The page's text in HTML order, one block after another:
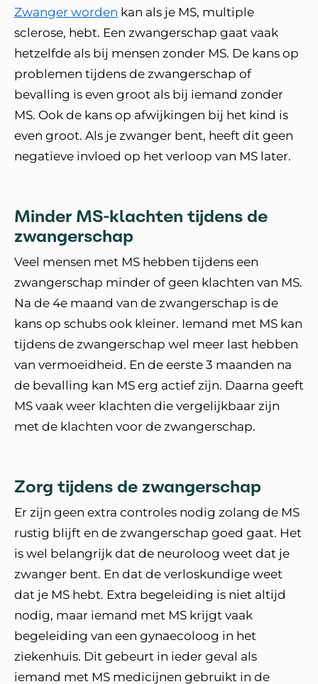
Zwanger worden kan als je MS, multiple
sclerose, hebt. Een zwangerschap gaat vaak
hetzelfde als bij mensen zonder MS. De kans op
problemen tijdens de zwangerschap of
bevalling is even groot als bij iemand zonder
MS. Ook de kans op afwijkingen bij het kind is
even groot. Als je zwanger bent, heeft dit geen
negatieve invloed op het verloop van MS later.
Minder MS-klachten tijdens de
zwangerschap
Veel mensen met MS hebben tijdens een
zwangerschap minder of geen klachten van MS.
Na de 4e maand van de zwangerschap is de
kans op schubs ook kleiner. Iemand met MS kan
tijdens de zwangerschap wel meer last hebben
van vermoeidheid. En de eerste 3 maanden na
de bevalling kan MS erg actief zijn. Daarna geeft
MS vaak weer klachten die vergelijkbaar zijn
met de klachten voor de zwangerschap.
Zorg tijdens de zwangerschap
Er zijn geen extra controles nodig zolang de MS
rustig blijft en de zwangerschap goed gaat. Het
is wel belangrijk dat de neuroloog weet dat je
zwanger bent. En dat de verloskundige weet
dat je MS hebt. Extra begeleiding is niet altijd
nodig, maar iemand met MS krijgt vaak
begeleiding van een gynaecoloog in het
ziekenhuis. Dit gebeurt in ieder geval als
iemand met MS medicijnen gebruikt in de